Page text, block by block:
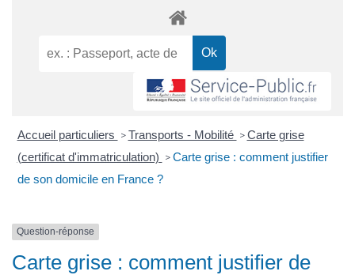
Accueil particuliers > Transports - Mobilité > Carte grise
(certificat d'immatriculation) > Carte grise : comment justifier
de son domicile en France ?
Question-réponse
Carte grise : comment justifier de